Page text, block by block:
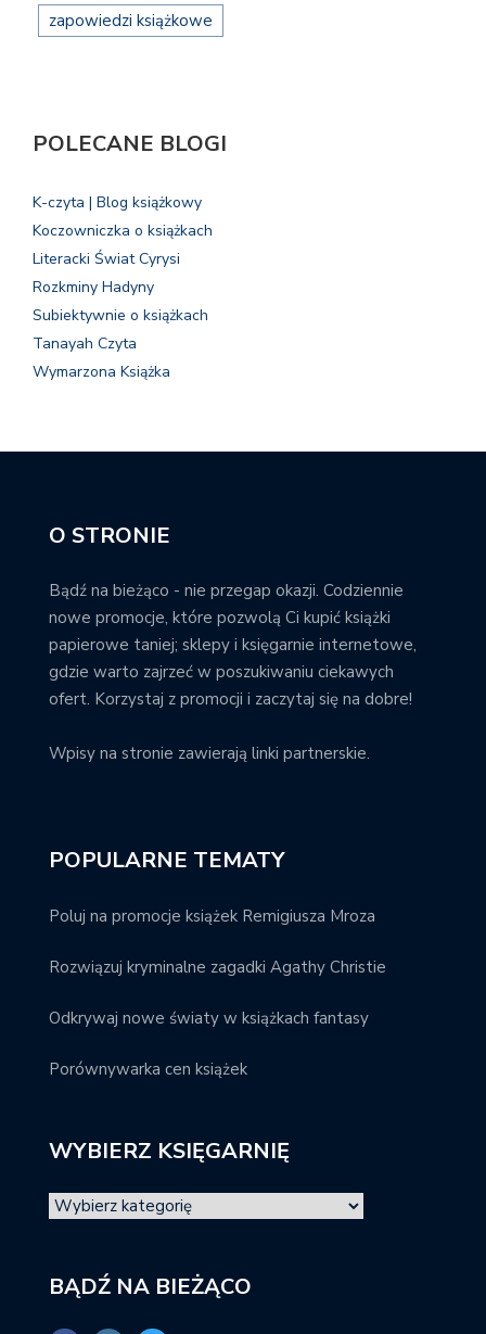
zapowiedzi książkowe
POLECANE BLOGI
K-czyta | Blog książkowy
Koczowniczka o książkach
Literacki Świat Cyrysi
Rozkminy Hadyny
Subiektywnie o książkach
Tanayah Czyta
Wymarzona Książka
O STRONIE
Bądź na bieżąco - nie przegap okazji. Codziennie
nowe promocje, które pozwolą Ci kupić książki
papierowe taniej; sklepy i księgarnie internetowe,
gdzie warto zajrzeć w poszukiwaniu ciekawych
ofert. Korzystaj z promocji i zaczytaj się na dobre!
Wpisy na stronie zawierają linki partnerskie.
POPULARNE TEMATY
Poluj na promocje książek Remigiusza Mroza
Rozwiązuj kryminalne zagadki Agathy Christie
Odkrywaj nowe światy w książkach fantasy
Porównywarka cen książek
WYBIERZ KSIĘGARNIĘ
BĄDŹ NA BIEŻĄCO